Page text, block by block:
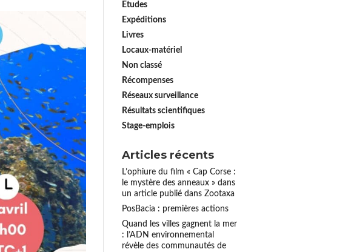
Etudes
Expéditions
Livres
Locaux-matériel
Non classé
Récompenses
Réseaux surveillance
Résultats scientifiques
Stage-emplois
Articles récents
L’ophiure du film « Cap Corse :
le mystère des anneaux » dans
un article publié dans Zootaxa
PosBacia : premières actions
Quand les villes gagnent la mer
: l’ADN environnemental
révèle des communautés de